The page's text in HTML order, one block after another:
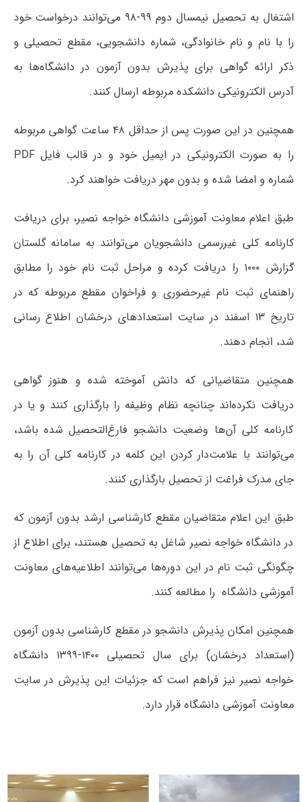
اشتغال به تحصیل نیمسال دوم ۹۹-۹۸ می‌توانند درخواست خود
را با نام و نام خانوادگی، شماره دانشجویی، مقطع تحصیلی و
ذکر ارائه گواهی برای پذیرش بدون آزمون در دانشگاه‌ها به
آدرس الکترونیکی دانشکده مربوطه ارسال کنند.
همچنین در این صورت پس از حداقل ۴۸ ساعت گواهی مربوطه
را به صورت الکترونیکی در ایمیل خود و در قالب فایل PDF
شماره و امضا شده و بدون مهر دریافت خواهند کرد.
طبق اعلام معاونت آموزشی دانشگاه خواجه نصیر، برای دریافت
کارنامه کلی غیررسمی دانشجویان می‌توانند به سامانه گلستان
گزارش ۱۰۰۰ را دریافت کرده و مراحل ثبت نام خود را مطابق
راهنمای ثبت نام غیرحضوری و فراخوان مقطع مربوطه که در
تاریخ ۱۳ اسفند در سایت استعدادهای درخشان اطلاع رسانی
شد، انجام دهند.
همچنین متقاضیانی که دانش آموخته شده و هنوز گواهی
دریافت نکرده‌اند چنانچه نظام وظیفه را بارگذاری کنند و یا در
کارنامه کلی آن‌ها وضعیت دانشجو فارغ‌التحصیل شده باشد،
می‌توانند با علامت‌دار کردن این کلمه در کارنامه کلی آن را به
جای مدرک فراغت از تحصیل بارگذاری کنند.
طبق این اعلام متقاضیان مقطع کارشناسی ارشد بدون آزمون که
در دانشگاه خواجه نصیر شاغل به تحصیل هستند، برای اطلاع از
چگونگی ثبت نام در این دوره‌ها می‌توانند اطلاعیه‌های معاونت
آموزشی دانشگاه را مطالعه کنند.
همچنین امکان پذیرش دانشجو در مقطع کارشناسی بدون آزمون
(استعداد درخشان) برای سال تحصیلی ۱۴۰۰-۱۳۹۹ دانشگاه
خواجه نصیر نیز فراهم است که جزئیات این پذیرش در سایت
معاونت آموزشی دانشگاه قرار دارد.